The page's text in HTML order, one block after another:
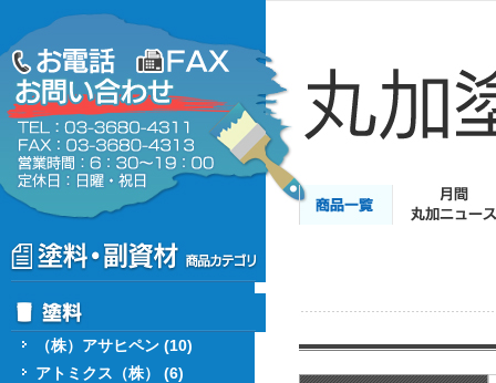
（株）アサヒペン (10)
アトミクス（株） (6)